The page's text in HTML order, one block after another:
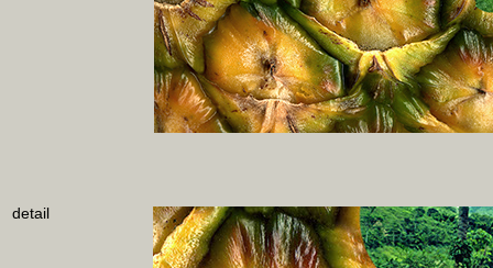
detail